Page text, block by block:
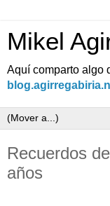
Mikel
Aquí comparto algo
Recuerdos
años